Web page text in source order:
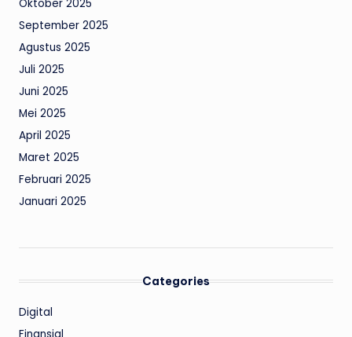
Oktober 2025
September 2025
Agustus 2025
Juli 2025
Juni 2025
Mei 2025
April 2025
Maret 2025
Februari 2025
Januari 2025
Categories
Digital